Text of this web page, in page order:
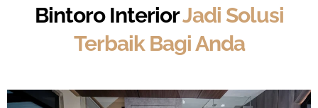
Bintoro InteriorJadi Solusi
Terbaik Bagi Anda